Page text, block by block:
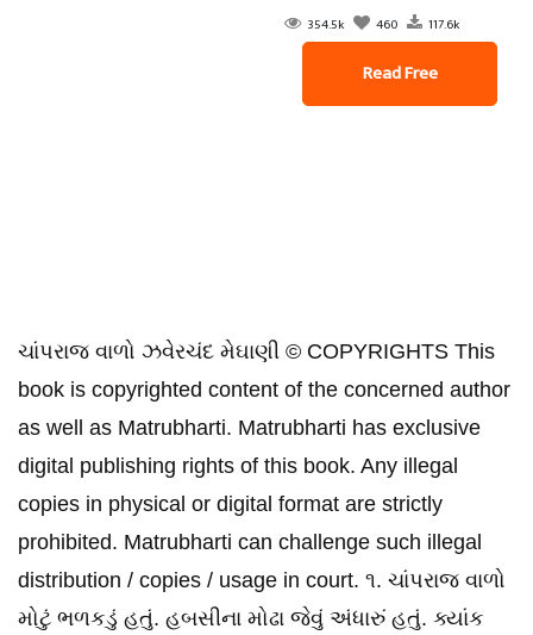
354.5k 460 117.6k
Read Free
ચાંપરાજ વાળો ઝવેરચંદ મેઘાણી © COPYRIGHTS This
book is copyrighted content of the concerned author
as well as Matrubharti. Matrubharti has exclusive
digital publishing rights of this book. Any illegal
copies in physical or digital format are strictly
prohibited. Matrubharti can challenge such illegal
distribution / copies / usage in court. ૧. ચાંપરાજ વાળો
મોટું ભળકડું હતું. હબસીના મોઢા જેવું અંધારું હતું. ક્યાંક